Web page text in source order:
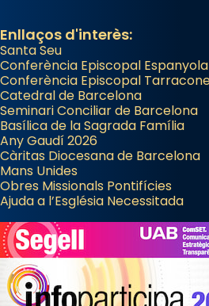
Enllaços d'interès:
Santa Seu
Conferència Episcopal Espanyola
Conferència Episcopal
Catedral de Barcelona
Seminari Conciliar de Barcelona
Basílica de la Sagrada Família
Any Gaudí 2026
Càritas Diocesana de Barcelona
Mans Unides
Obres Missionals Pontifícies
Ajuda a l’Església Necessitada